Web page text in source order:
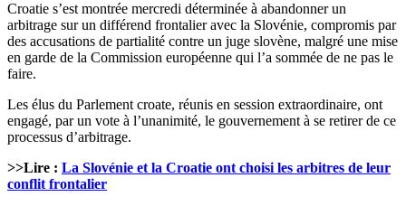
Croatie s’est montrée mercredi déterminée à abandonner un
arbitrage sur un différend frontalier avec la Slovénie, compromis par
des accusations de partialité contre un juge slovène, malgré une mise
en garde de la Commission européenne qui l’a sommée de ne pas le
faire.
Les élus du Parlement croate, réunis en session extraordinaire, ont
engagé, par un vote à l’unanimité, le gouvernement à se retirer de ce
processus d’arbitrage.
>>Lire : La Slovénie et la Croatie ont choisi les arbitres de leur
conflit frontalier